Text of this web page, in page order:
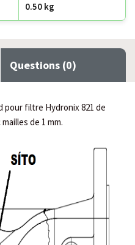
0.50 kg
Questions (0)
pour filtre Hydronix 821 de
de 1 mm.